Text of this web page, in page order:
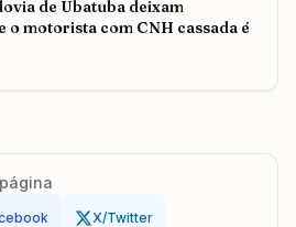
de Ubatuba deixam
motorista com CNH cassada é
X/Twitter